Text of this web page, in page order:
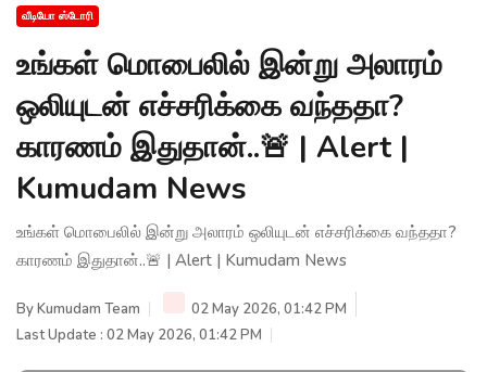
வீடியோ ஸ்டோரி
உங்கள் மொபைலில் இன்று அலாரம்
ஒலியுடன் எச்சரிக்கை வந்ததா?
காரணம் இதுதான்..🚨 | Alert |
Kumudam News
உங்கள் மொபைலில் இன்று அலாரம் ஒலியுடன் எச்சரிக்கை வந்ததா?
காரணம் இதுதான்..🚨 | Alert | Kumudam News
ByKumudam Team
02 May 2026, 01:42 PM
Last Update : 02 May 2026, 01:42 PM